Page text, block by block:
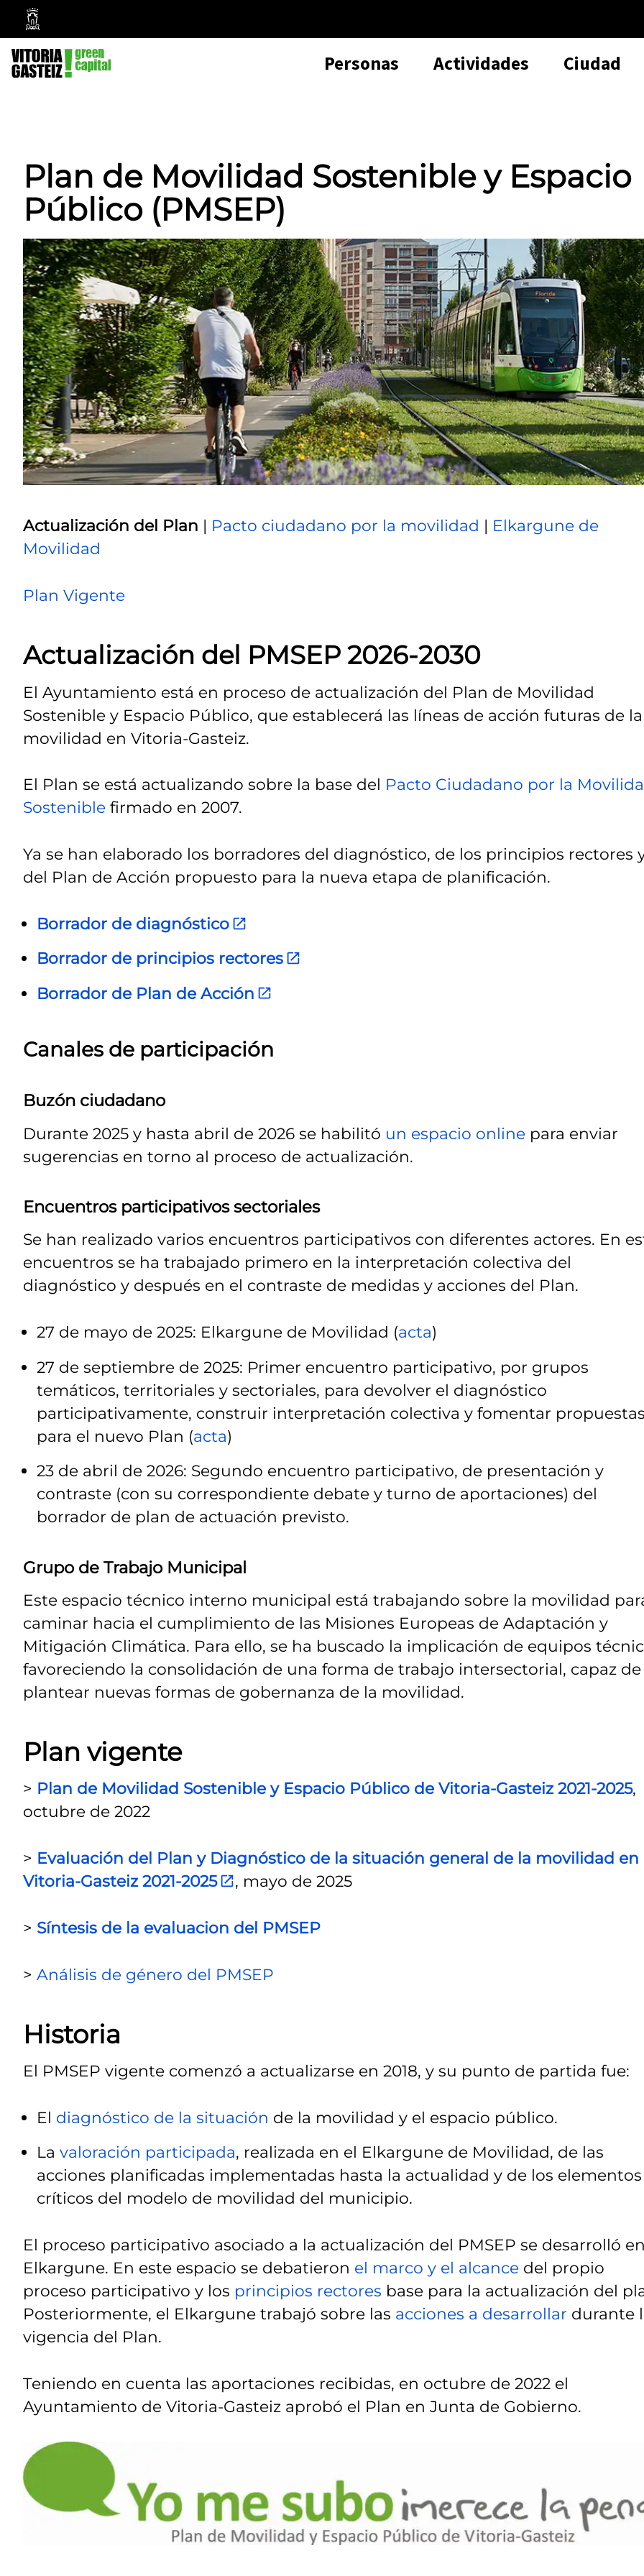
Ayuntamiento
Vitoria-
Gasteiz
Personas Actividades Ciudad
Plan de Movilidad Sostenible y Espacio
Público (PMSEP)
Actualización del Plan | Pacto ciudadano por la movilidad | Elkargune de
Movilidad
Plan Vigente
Actualización del PMSEP 2026-2030
El Ayuntamiento está en proceso de actualización del Plan de Movilidad
Sostenible y Espacio Público, que establecerá las líneas de acción futuras de la
movilidad en Vitoria-Gasteiz.
El Plan se está actualizando sobre la base del Pacto Ciudadano por la
Sostenible firmado en 2007.
Ya se han elaborado los borradores del diagnóstico, de los principios rectores
del Plan de Acción propuesto para la nueva etapa de planificación.
Borrador de diagnóstico
Borrador de principios rectores
Borrador de Plan de Acción
Canales de participación
Buzón ciudadano
Durante 2025 y hasta abril de 2026 se habilitó un espacio online para enviar
sugerencias en torno al proceso de actualización.
Encuentros participativos sectoriales
Se han realizado varios encuentros participativos con diferentes actores. En
encuentros se ha trabajado primero en la interpretación colectiva del
diagnóstico y después en el contraste de medidas y acciones del Plan.
27 de mayo de 2025: Elkargune de Movilidad (acta)
27 de septiembre de 2025: Primer encuentro participativo, por grupos
temáticos, territoriales y sectoriales, para devolver el diagnóstico
participativamente, construir interpretación colectiva y fomentar
para el nuevo Plan (acta)
23 de abril de 2026: Segundo encuentro participativo, de presentación y
contraste (con su correspondiente debate y turno de aportaciones) del
borrador de plan de actuación previsto.
Grupo de Trabajo Municipal
Este espacio técnico interno municipal está trabajando sobre la movilidad
caminar hacia el cumplimiento de las Misiones Europeas de Adaptación y
Mitigación Climática. Para ello, se ha buscado la implicación de equipos
favoreciendo la consolidación de una forma de trabajo intersectorial, capaz de
plantear nuevas formas de gobernanza de la movilidad.
Plan vigente
> Plan de Movilidad Sostenible y Espacio Público de Vitoria-Gasteiz 2021-2025,
octubre de 2022
> Evaluación del Plan y Diagnóstico de la situación general de la movilidad en
Vitoria-Gasteiz 2021-2025
, mayo de 2025
> Síntesis de la evaluacion del PMSEP
> Análisis de género del PMSEP
Historia
El PMSEP vigente comenzó a actualizarse en 2018, y su punto de partida fue:
El diagnóstico de la situación de la movilidad y el espacio público.
La valoración participada, realizada en el Elkargune de Movilidad, de las
acciones planificadas implementadas hasta la actualidad y de los elementos
críticos del modelo de movilidad del municipio.
El proceso participativo asociado a la actualización del PMSEP se desarrolló
Elkargune. En este espacio se debatieron el marco y el alcance del propio
proceso participativo y los principios rectores base para la actualización del
Posteriormente, el Elkargune trabajó sobre las acciones a desarrollar durante
vigencia del Plan.
Teniendo en cuenta las aportaciones recibidas, en octubre de 2022 el
Ayuntamiento de Vitoria-Gasteiz aprobó el Plan en Junta de Gobierno.